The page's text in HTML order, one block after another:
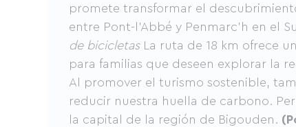
promete transformar el
entre Pont-l'Abbé y Penmarc'h en el
de bicicletasLa ruta de 18 km ofrece
para familias que deseen explorar la
Al promover el turismo sostenible,
reducir nuestra huella de carbono.
la capital de la región de Bigouden.